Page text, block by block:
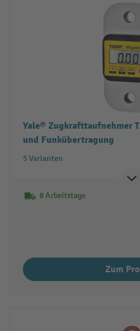
Yale® Zugkrafttaufnehmer
und Funkübertragung
5 Varianten
8 Arbeitstage
Zum